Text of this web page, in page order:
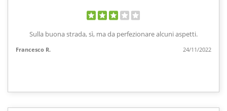
Sulla buona strada, sì, ma da perfezionare alcuni aspetti.
Francesco R. 24/11/2022